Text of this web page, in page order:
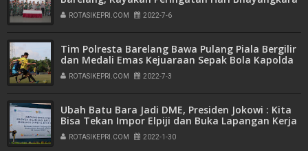
ke-76
ROTASIKEPRI.COM 2022-7-6
Tim Polresta Barelang Bawa Pulang Piala Bergilir
dan Medali Emas Kejuaraan Sepak Bola Kapolda
Kepri Cup Tahun 2022
ROTASIKEPRI.COM 2022-7-3
Ubah Batu Bara Jadi DME, Presiden Jokowi : Kita
Bisa Tekan Impor Elpiji dan Buka Lapangan Kerja
ROTASIKEPRI.COM 2022-1-30